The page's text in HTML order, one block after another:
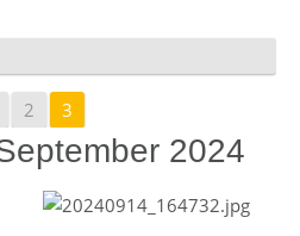
2 3
2024